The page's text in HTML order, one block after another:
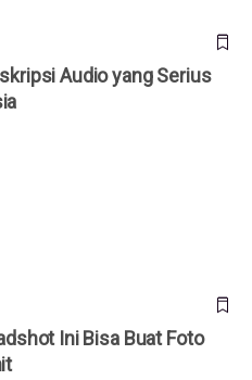
Audio yang Serius
Ini Bisa Buat Foto